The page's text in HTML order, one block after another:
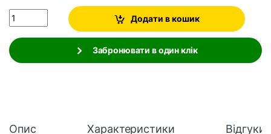
Quantity
Додати в кошик
Забронювати в один клік
Опис Характеристики Відгуки